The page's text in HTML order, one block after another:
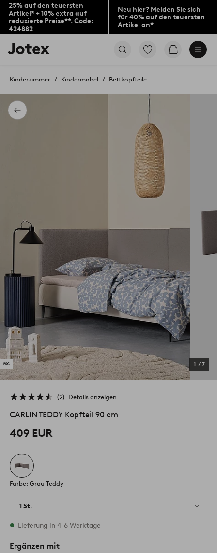
25% auf den teuersten
Artikel* + 10% extra auf
reduzierte Preise**. Code:
424882
Neu hier? Melden Sie sich
für 40% auf den teuersten
Artikel an*
Jotex-
Logo
Startseite
Zu
Produkten
gehen
Zum
Zurück
Kinderzimmer Kindermöbel Bettkopfteile
1 / 7
2 Details anzeigen
CARLIN TEDDY Kopfteil 90 cm
409 EUR
Farbe: Grau Teddy
1 St.
Vorrätig
Lieferung in 4-6 Werktage
Ergänzen mit